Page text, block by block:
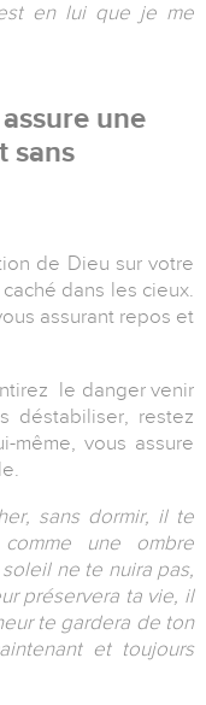
en lui que je me
une
sans
de Dieu sur votre
dans les cieux.
assurant repos et
le danger venir
déstabiliser, restez
même, vous assure
sans dormir, il te
une ombre
ne te nuira pas,
préservera ta vie, il
te gardera de ton
et toujours